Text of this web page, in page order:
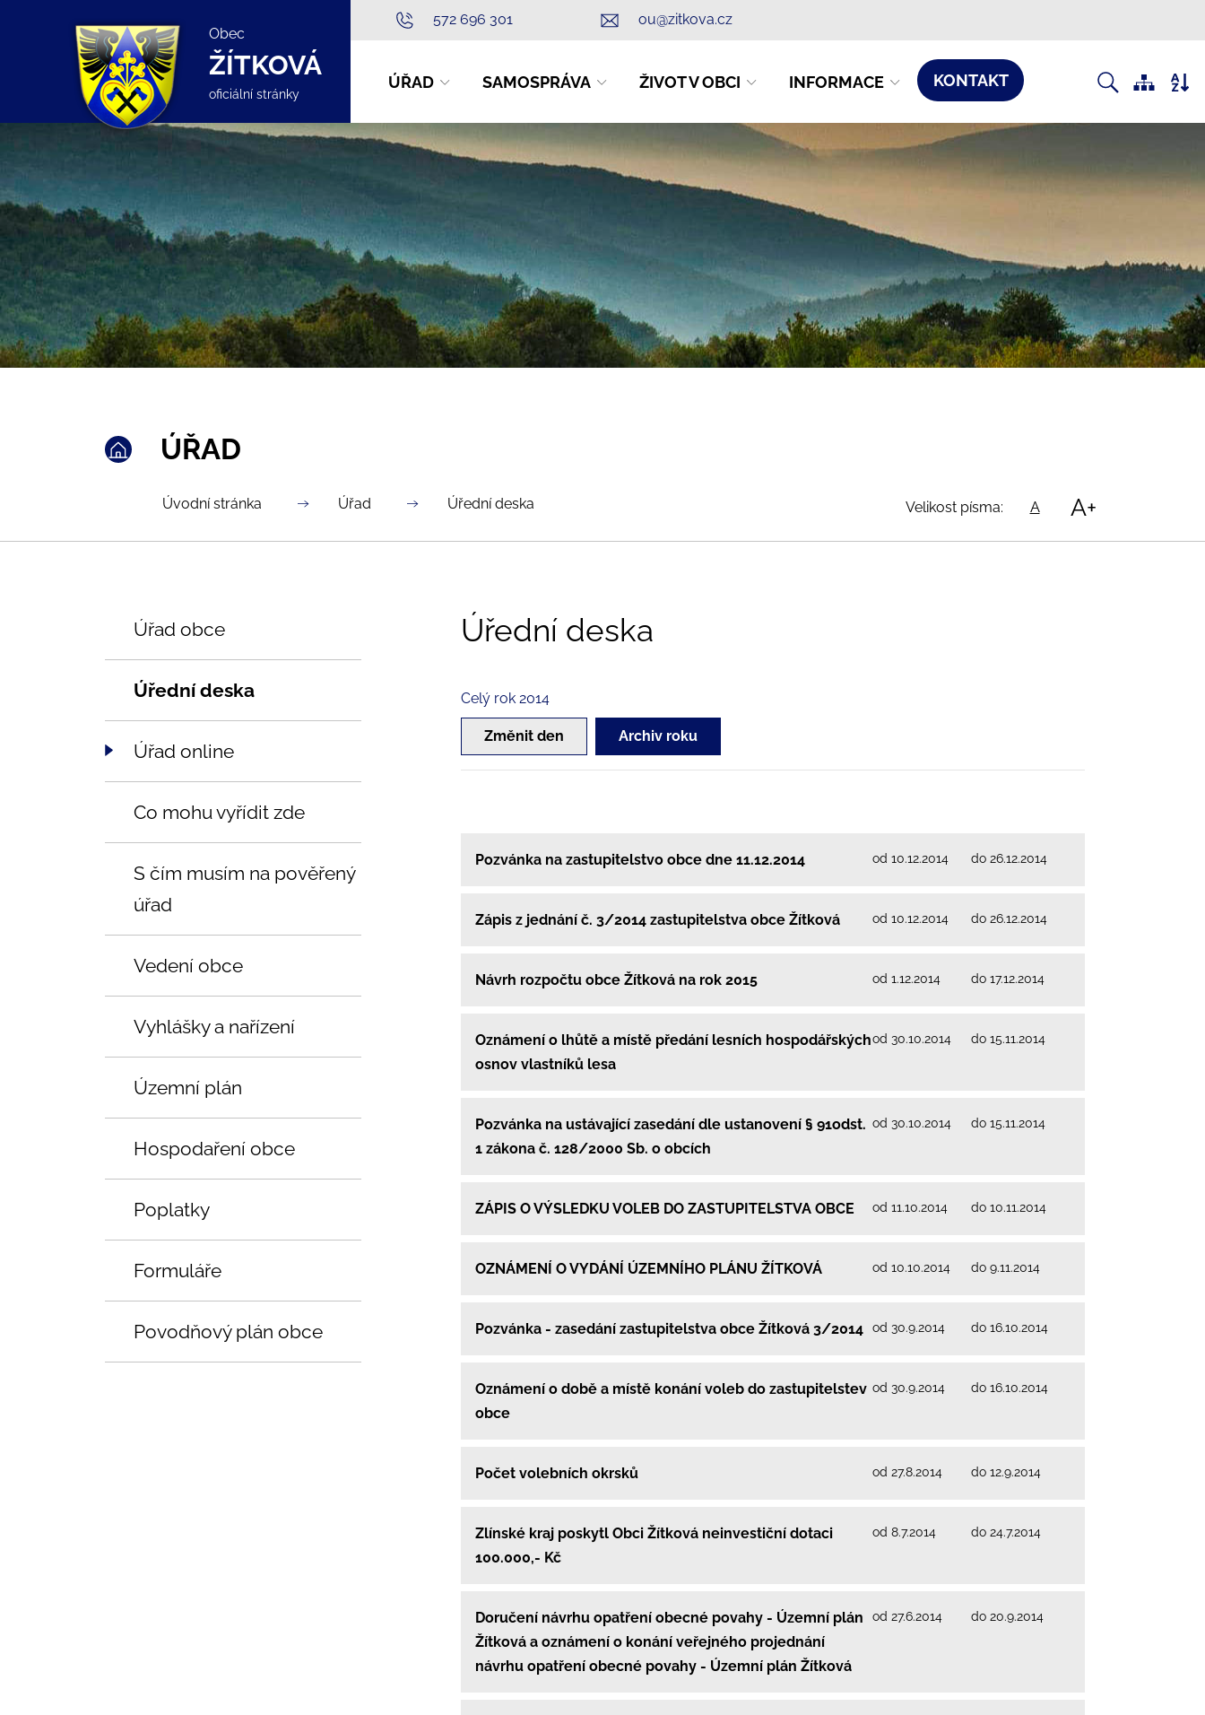
Obec
ŽÍTKOVÁ
oficiální stránky
572 696 301 ou@zitkova.cz
ÚŘAD SAMOSPRÁVA ŽIVOT V OBCI INFORMACE KONTAKT
ÚŘAD
Úvodní stránka Úřad Úřední deska Velikost písma: A A+
Úřední deska
Celý rok 2014
Změnit den Archiv roku
Pozvánka na zastupitelstvo obce dne 11.12.2014 od 10.12.2014 do 26.12.2014
Zápis z jednání č. 3/2014 zastupitelstva obce Žítková od 10.12.2014 do 26.12.2014
Návrh rozpočtu obce Žítková na rok 2015 od 1.12.2014 do 17.12.2014
Oznámení o lhůtě a místě předání lesních hospodářských
osnov vlastníků lesa
od 30.10.2014 do 15.11.2014
Pozvánka na ustávající zasedání dle ustanovení § 91odst.
1 zákona č. 128/2000 Sb. o obcích
od 30.10.2014 do 15.11.2014
ZÁPIS O VÝSLEDKU VOLEB DO ZASTUPITELSTVA OBCE od 11.10.2014 do 10.11.2014
OZNÁMENÍ O VYDÁNÍ ÚZEMNÍHO PLÁNU ŽÍTKOVÁ od 10.10.2014 do 9.11.2014
Pozvánka - zasedání zastupitelstva obce Žítková 3/2014 od 30.9.2014 do 16.10.2014
Oznámení o době a místě konání voleb do zastupitelstev
obce
od 30.9.2014 do 16.10.2014
Počet volebních okrsků od 27.8.2014 do 12.9.2014
Zlínské kraj poskytl Obci Žítková neinvestiční dotaci
100.000,- Kč
od 8.7.2014 do 24.7.2014
Doručení návrhu opatření obecné povahy - Územní plán
Žítková a oznámení o konání veřejného projednání
návrhu opatření obecné povahy - Územní plán Žítková
od 27.6.2014 do 20.9.2014
Úřad obce
Úřední deska
Úřad online
Co mohu vyřídit zde
S čím musím na pověřený
úřad
Vedení obce
Vyhlášky a nařízení
Územní plán
Hospodaření obce
Poplatky
Formuláře
Povodňový plán obce